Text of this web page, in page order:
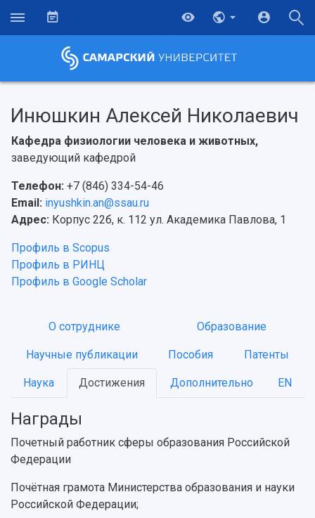
НАЗАД
Об университете
Ключевые факты
Рейтинги
Руководство
Наблюдательный совет
Попечительский совет
Новости
Бортжурнал
Объявления
События
СМИ об университете
Образование
Абитуриенту
Бакалавриат и специалитет
Магистратура
Формы обучения
Учебные планы
Научно-исследовательская деятельность
Научные школы и ведущие научные коллективы
Диссертационные советы
Подготовка научных кадров
работников
Научно-технический совет
Инюшкин Алексей Николаевич
Кафедра физиологии человека и животных,
заведующий кафедрой
Телефон: +7 (846) 334-54-46
Email: inyushkin.an@ssau.ru
Адрес: Корпус 22б, к. 112 ул. Академика Павлова, 1
Профиль в Scopus
Профиль в РИНЦ
Профиль в Google Scholar
О сотруднике Образование
Научные публикации Пособия Патенты
Наука Достижения Дополнительно EN
Награды
Почетный работник сферы образования Российской
Федерации
Почётная грамота Министерства образования и науки
Российской Федерации;